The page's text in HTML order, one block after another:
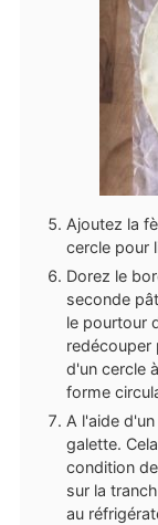
Ajoutez la
cercle pour
Dorez le
seconde
le pourtour
redécouper
d'un cercle
forme
A l'aide
galette.
condition
sur la
au